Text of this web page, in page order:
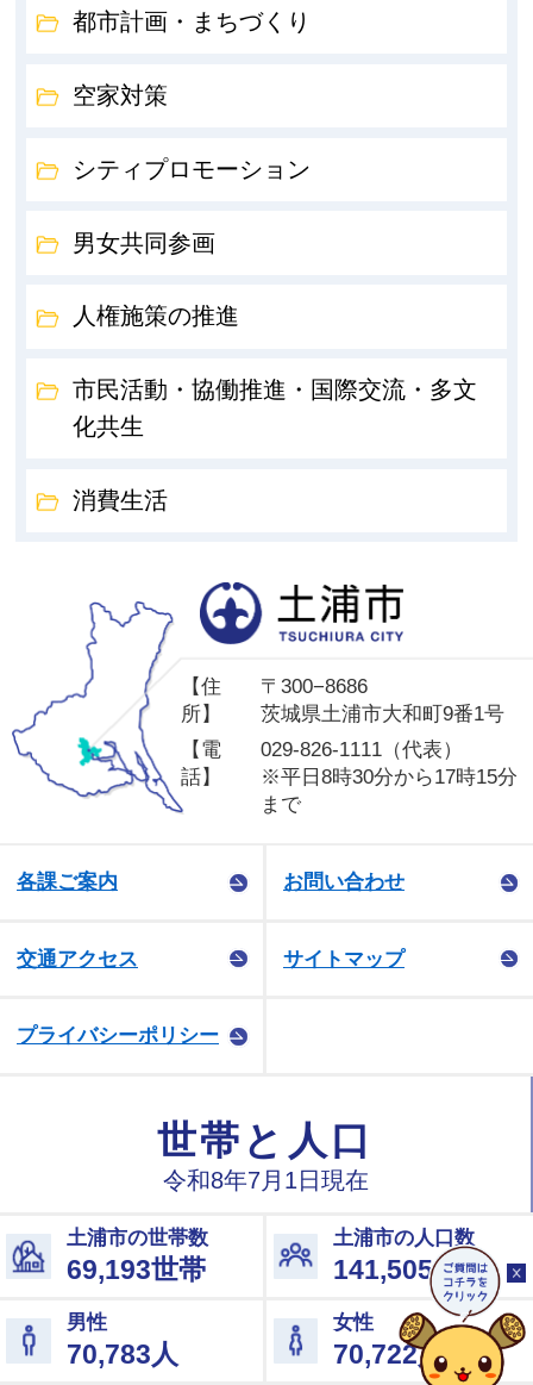
都市計画・まちづくり
空家対策
シティプロモーション
男女共同参画
人権施策の推進
市民活動・協働推進・国際交流・多文
化共生
消費生活
【住
所】
〒300−8686
茨城県土浦市大和町9番1号
【電
話】
029-826-1111（代表）
※平日8時30分から17時15分
まで
各課ご案内 お問い合わせ
交通アクセス サイトマップ
プライバシーポリシー